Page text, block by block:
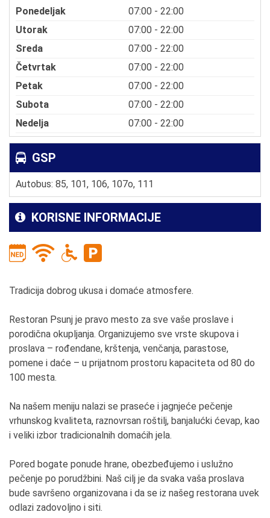
Ponedeljak
07:00 - 22:00
Utorak
07:00 - 22:00
Sreda
07:00 - 22:00
Četvrtak
07:00 - 22:00
Petak
07:00 - 22:00
Subota
07:00 - 22:00
Nedelja
07:00 - 22:00
GSP
Autobus: 85, 101, 106, 107o, 111
KORISNE INFORMACIJE
Tradicija dobrog ukusa i domaće atmosfere.
Restoran Psunj je pravo mesto za sve vaše proslave i
porodična okupljanja. Organizujemo sve vrste skupova i
proslava – rođendane, krštenja, venčanja, parastose,
pomene i daće – u prijatnom prostoru kapaciteta od 80 do
100 mesta.
Na našem meniju nalazi se praseće i jagnjeće pečenje
vrhunskog kvaliteta, raznovrsan roštilj, banjalućki ćevap, kao
i veliki izbor tradicionalnih domaćih jela.
Pored bogate ponude hrane, obezbeđujemo i uslužno
pečenje po porudžbini. Naš cilj je da svaka vaša proslava
bude savršeno organizovana i da se iz našeg restorana uvek
odlazi zadovoljno i siti.